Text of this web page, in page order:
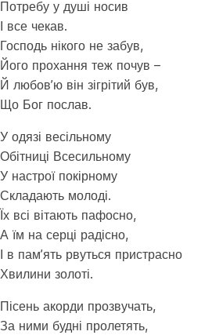
Потребу у душі носив
І все чекав.
Господь нікого не забув,
Його прохання теж почув –
Й любов’ю він зігрітий був,
Що Бог послав.
У одязі весільному
Обітниці Всесильному
У настрої покірному
Складають молоді.
Їх всі вітають пафосно,
А їм на серці радісно,
І в пам’ять рвуться пристрасно
Хвилини золоті.
Пісень акорди прозвучать,
За ними будні пролетять,